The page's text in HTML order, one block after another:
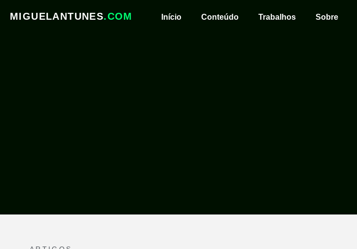
MIGUELANTUNES.COM Início Conteúdo Trabalhos Sobre